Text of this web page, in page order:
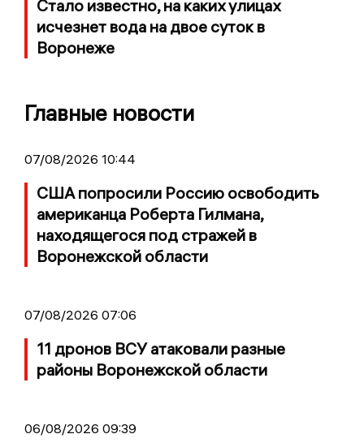
Стало известно, на каких улицах
исчезнет вода на двое суток в
Воронеже
Главные новости
07/08/2026 10:44
США попросили Россию освободить
американца Роберта Гилмана,
находящегося под стражей в
Воронежской области
07/08/2026 07:06
11 дронов ВСУ атаковали разные
районы Воронежской области
06/08/2026 09:39